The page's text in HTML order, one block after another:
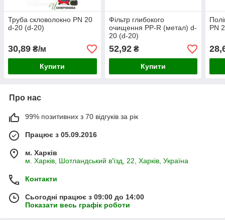
Труба скловолокно PN 20
d-20 (d-20)
30,89 ₴/м
Купити
Фільтр глибокого
очищення PP-R (метал) d-
20 (d-20)
52,92₴
Купити
PN
Про нас
99% позитивних з 70 відгуків за рік
Працює з 05.09.2016
м. Харків
м. Харків, Шотландський в'їзд, 22, Харків, Україна
Контакти
Сьогодні працює з 09:00 до 14:00
Показати весь графік роботи